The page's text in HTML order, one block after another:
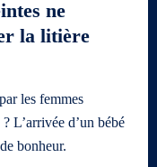
ne
la litière
les femmes
L’arrivée d’un bébé
bonheur.